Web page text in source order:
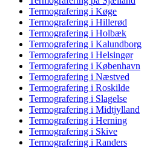
Termografering i Køge
Termografering i Hillerød
Termografering i Holbæk
Termografering i Kalundborg
Termografering i Helsingør
Termografering i København
Termografering i Næstved
Termografering i Roskilde
Termografering i Slagelse
Termografering i Midtjylland
Termografering i Herning
Termografering i Skive
Termografering i Randers